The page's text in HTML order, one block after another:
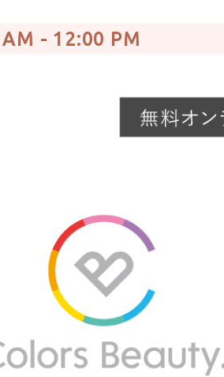
- 12:00 PM